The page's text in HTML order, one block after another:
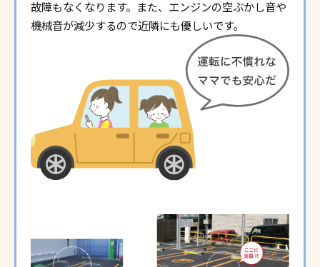
故障もなくなります。また、エンジンの空ぶかし音や
機械音が減少するので近隣にも優しいです。